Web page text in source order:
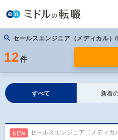
セールスエンジニア（メディカル）/
12 件
すべて 新着
NEW セールスエンジニア（メディカ